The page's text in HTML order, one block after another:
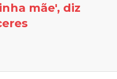
mãe', diz